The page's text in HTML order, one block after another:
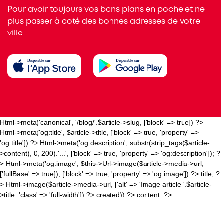
Pour avoir toujours vos bons plans en poche et ne
plus passer à coté des bonnes adresses de votre
ville
Html->meta('canonical', '/blog/'.$article->slug, ['block' => true]) ?>
Html->meta('og:title', $article->title, ['block' => true, 'property' =>
'og:title']) ?> Html->meta('og:description', substr(strip_tags($article-
>content), 0, 200).'...', ['block' => true, 'property' => 'og:description']); ?
> Html->meta('og:image', $this->Url->image($article->media->url,
['fullBase' => true]), ['block' => true, 'property' => 'og:image']) ?> title; ?
> Html->image($article->media->url, ['alt' => 'Image article '.$article-
>title, 'class' => 'full-width']);?> created));?> content; ?>